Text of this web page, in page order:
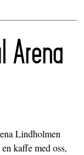
Arena
Lindholmen
kaffe med oss,